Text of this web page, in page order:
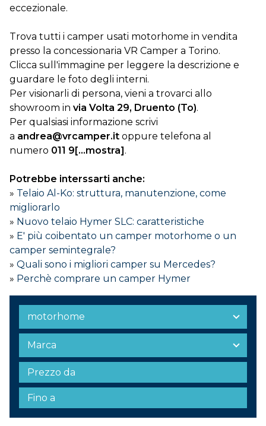
eccezionale.
Trova tutti i camper usati motorhome in vendita
presso la concessionaria VR Camper a Torino.
Clicca sull'immagine per leggere la descrizione e
guardare le foto degli interni.
Per visionarli di persona, vieni a trovarci allo
showroom in via Volta 29, Druento (To).
Per qualsiasi informazione scrivi
a andrea@vrcamper.it oppure telefona al
numero 011 9[...mostra].
Potrebbe interssarti anche:
» Telaio Al-Ko: struttura, manutenzione, come
migliorarlo
» Nuovo telaio Hymer SLC: caratteristiche
» E' più coibentato un camper motorhome o un
camper semintegrale?
» Quali sono i migliori camper su Mercedes?
» Perchè comprare un camper Hymer